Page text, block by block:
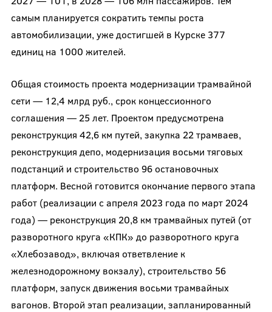
самым планируется сократить темпы роста
автомобилизации, уже достигшей в Курске 377
единиц на 1000 жителей.
Общая стоимость проекта модернизации трамвайной
сети — 12,4 млрд руб., срок концессионного
соглашения — 25 лет. Проектом предусмотрена
реконструкция 42,6 км путей, закупка 22 трамваев,
реконструкция депо, модернизация восьми тяговых
подстанций и строительство 96 остановочных
платформ. Весной готовится окончание первого этапа
работ (реализации с апреля 2023 года по март 2024
года) — реконструкция 20,8 км трамвайных путей (от
разворотного круга «КПК» до разворотного круга
«Хлебозавод», включая ответвление к
железнодорожному вокзалу), строительство 56
платформ, запуск движения восьми трамвайных
вагонов. Второй этап реализации, запланированный